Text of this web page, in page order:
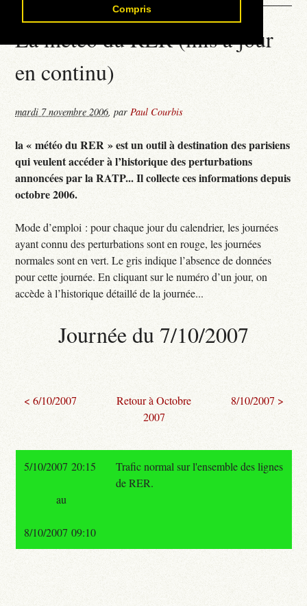
Compris
La météo du RER (mis à jour
en continu)
mardi 7 novembre 2006,parPaul Courbis
la « météo du RER » est un outil à destination des parisiens
qui veulent accéder à l’historique des perturbations
annoncées par la RATP... Il collecte ces informations depuis
octobre 2006.
Mode d’emploi : pour chaque jour du calendrier, les journées
ayant connu des perturbations sont en rouge, les journées
normales sont en vert. Le gris indique l’absence de données
pour cette journée. En cliquant sur le numéro d’un jour, on
accède à l’historique détaillé de la journée...
Journée du 7/10/2007
< 6/10/2007
Retour à Octobre
2007
8/10/2007 >
5/10/2007 20:15
Trafic normal sur l'ensemble des lignes
de RER.
au
8/10/2007 09:10